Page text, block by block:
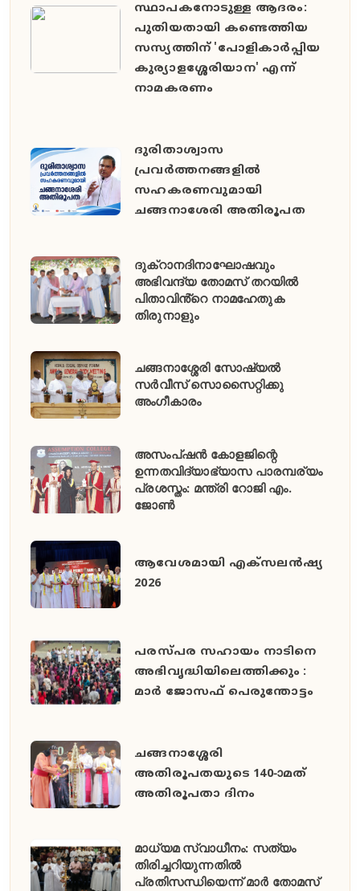
സ്ഥാപകനോടുള്ള ആദരം:
പുതിയതായി കണ്ടെത്തിയ
സസ്യത്തിന് 'പോളികാർപ്പിയ
കുര്യാളശ്ശേരിയാന' എന്ന്
നാമകരണം
ദുരിതാശ്വാസ
പ്രവർത്തനങ്ങളിൽ
സഹകരണവുമായി
ചങ്ങനാശേരി അതിരൂപത
ദുക്റാനദിനാഘോഷവും
അഭിവന്ദ്യ തോമസ് തറയിൽ
പിതാവിൻ്റെ നാമഹേതുക
തിരുനാളും
ചങ്ങനാശ്ശേരി സോഷ്യൽ
സർവീസ് സൊസൈറ്റിക്കു
അംഗീകാരം
അസംപ്ഷൻ കോളജിന്റെ
ഉന്നതവിദ്യാഭ്യാസ പാരമ്പര്യം
പ്രശസ്തം: മന്ത്രി റോജി എം.
ജോൺ
ആവേശമായി എക്സലൻഷ്യ
2026
പരസ്പര സഹായം നാടിനെ
അഭിവൃദ്ധിയിലെത്തിക്കും :
മാർ ജോസഫ് പെരുന്തോട്ടം
ചങ്ങനാശ്ശേരി
അതിരൂപതയുടെ 140-ാമത്
അതിരൂപതാ ദിനം
മാധ്യമ സ്വാധീനം: സത്യം
തിരിച്ചറിയുന്നതിൽ
പ്രതിസന്ധിയെന്ന് മാർ തോമസ്